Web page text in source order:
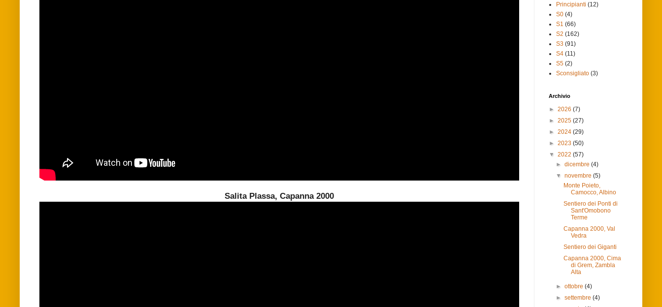
Salita Plassa, Capanna 2000
Principianti (12)
S0 (4)
S1 (66)
S2 (162)
S3 (91)
S4 (11)
S5 (2)
Sconsigliato (3)
Archivio
► 2026 (7)
► 2025 (27)
► 2024 (29)
► 2023 (50)
▼ 2022 (57)
►dicembre(4)
▼novembre(5)
Monte Poieto,
Camocco, Albino
Sentiero dei Ponti di
Sant'Omobono
Terme
Capanna 2000, Val
Vedra
Sentiero dei Giganti
Capanna 2000, Cima
di Grem, Zambla
Alta
►ottobre(4)
►settembre(4)